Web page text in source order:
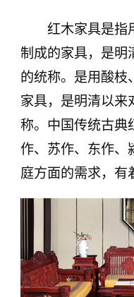
红木家具是指
制成的家具，是明
的统称。是用酸枝
家具，是明清以来
称。中国传统古典
作、苏作、东作、
庭方面的需求，有